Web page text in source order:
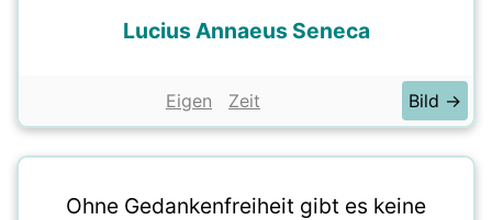
Lucius Annaeus Seneca
Eigen Zeit Bild →
Ohne Gedankenfreiheit gibt es keine